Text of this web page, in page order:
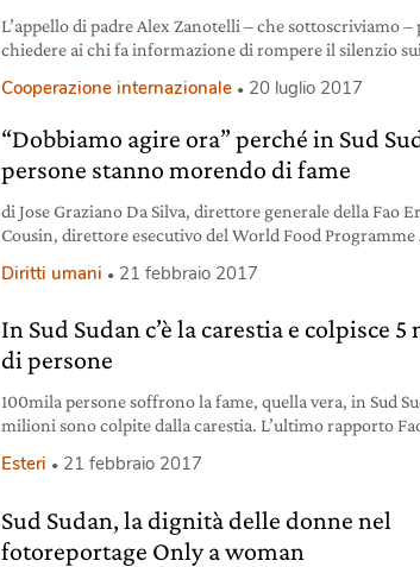
L’appello di padre Alex Zanotelli – che sottoscriviamo –
chiedere ai chi fa informazione di rompere il silenzio
Cooperazione internazionale 20 luglio 2017
“Dobbiamo agire ora” perché in Sud
persone stanno morendo di fame
di Jose Graziano Da Silva, direttore generale della Fao
Cousin, direttore esecutivo del World Food
sicurezza alimentare in Sud Sudan ha portato a
definire a rischio altre due contee. A essere minacciate
Diritti umani 21 febbraio 2017
In Sud Sudan c’è la carestia e colpisce
di persone
100mila persone soffrono la fame, quella vera, in Sud
milioni sono colpite dalla carestia. L’ultimo rapporto
Esteri 21 febbraio 2017
Sud Sudan, la dignità delle donne nel
fotoreportage Only a woman